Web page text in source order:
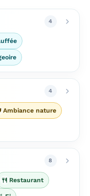
4
4
Ambiance nature
8
Restaurant